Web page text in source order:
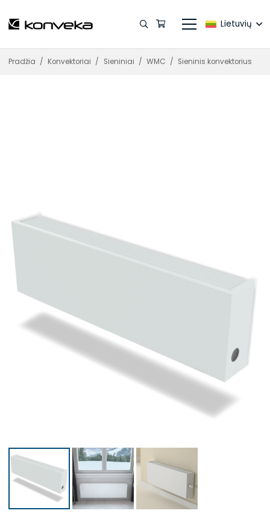
Lietuvių
Pradžia / Konvektoriai / Sieniniai / WMC / Sieninis konvektorius